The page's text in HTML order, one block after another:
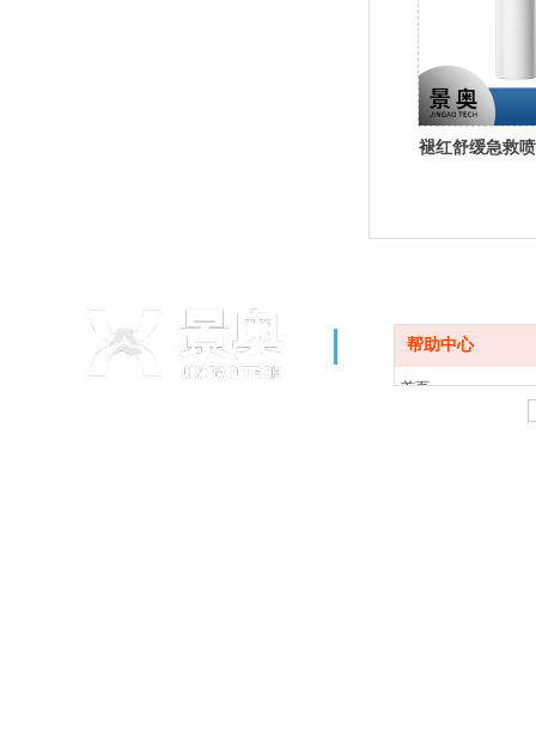
褪红舒缓急救
帮助中心
首页